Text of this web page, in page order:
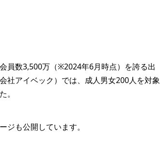
員数3,500万（※2024年6月時点）を誇る出
社アイベック）では、成人男女200人を対象
。
も公開しています。